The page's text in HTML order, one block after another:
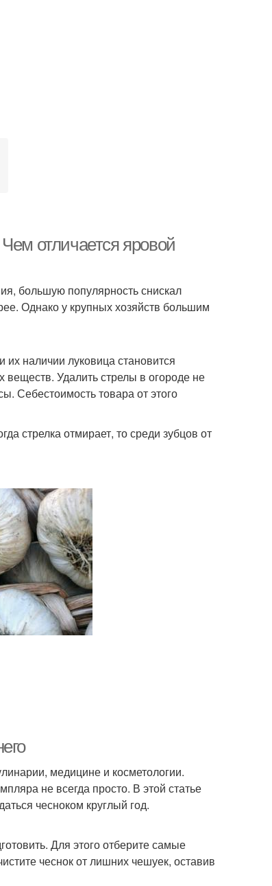
отличается яровой
большую популярность снискал
Однако у крупных хозяйств большим
наличии луковица становится
Удалить стрелы в огороде не
Себестоимость товара от этого
стрелка отмирает, то среди зубцов от
медицине и косметологии.
не всегда просто. В этой статье
чесноком круглый год.
Для этого отберите самые
чеснок от лишних чешуек, оставив